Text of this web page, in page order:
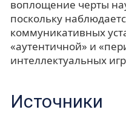
воплощение черты
поскольку
коммуникативных
«аутентичной» и
интеллектуальных
Источники